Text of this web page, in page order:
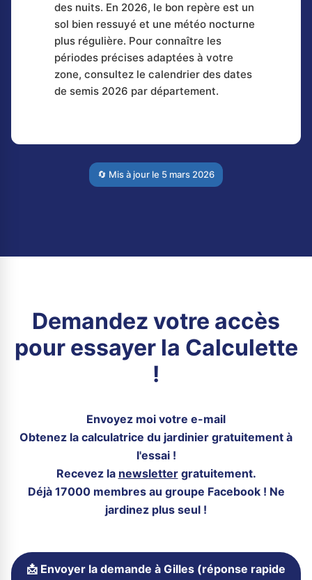
des nuits. En 2026, le bon repère est un
sol bien ressuyé et une météo nocturne
plus régulière. Pour connaître les
périodes précises adaptées à votre
zone, consultez le calendrier des dates
de semis 2026 par département.
🔄 Mis à jour le 5 mars 2026
Demandez votre accès
pour essayer la Calculette
!
Envoyez moi votre e-mail
Obtenez la calculatrice du jardinier gratuitement à
l'essai !
Recevez la newslettergratuitement.
Déjà 17000 membres au groupe Facebook ! Ne
jardinez plus seul !
📩 Envoyer la demande à Gilles (réponse rapide